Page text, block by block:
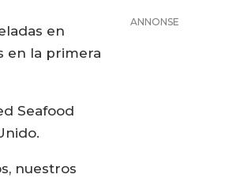
ANNONSE
en
en la primera
Seafood
nuestros